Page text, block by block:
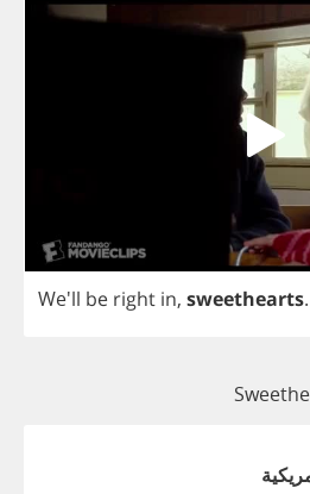
We'll be right in, sweethearts.